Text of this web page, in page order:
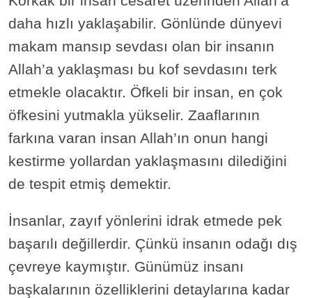
daha hızlı yaklaşabilir. Gönlünde dünyevi
makam mansıp sevdası olan bir insanın
Allah’a yaklaşması bu kof sevdasını terk
etmekle olacaktır. Öfkeli bir insan, en çok
öfkesini yutmakla yükselir. Zaaflarının
farkına varan insan Allah’ın onun hangi
kestirme yollardan yaklaşmasını dilediğini
de tespit etmiş demektir.
İnsanlar, zayıf yönlerini idrak etmede pek
başarılı değillerdir. Çünkü insanın odağı dış
çevreye kaymıştır. Günümüz insanı
başkalarının özelliklerini detaylarına kadar